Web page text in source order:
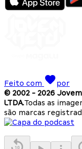
Feito com
por
© 2002 - 2026
LTDA.Todas as
são marcas